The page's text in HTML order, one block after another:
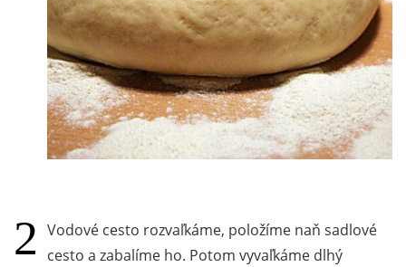
Vodové cesto rozvaľkáme, položíme naň sadlové
cesto a zabalíme ho. Potom vyvaľkáme dlhý